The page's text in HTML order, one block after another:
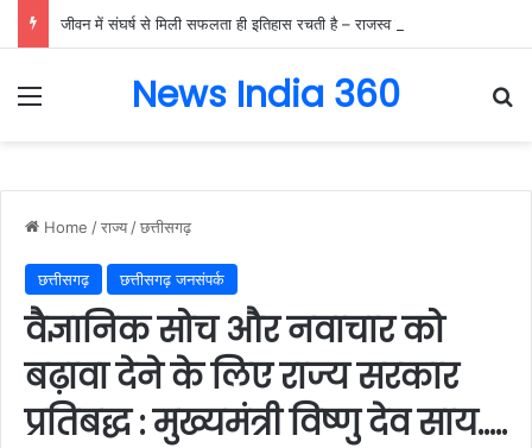
Menu News India 360
Home /राज्य /छत्तीसगढ़
छत्तीसगढ़ छत्तीसगढ़ जनसंपर्क
वैज्ञानिक सोच और नवाचार को
बढ़ावा देने के लिए राज्य सरकार
प्रतिबद्ध : मुख्यमंत्री विष्णु देव साय…..